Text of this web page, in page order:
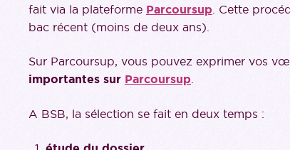
fait via la plateforme Parcoursup. Cette
bac récent (moins de deux ans).
Sur Parcoursup, vous pouvez exprimer vos
importantes sur Parcoursup.
A BSB, la sélection se fait en deux temps :